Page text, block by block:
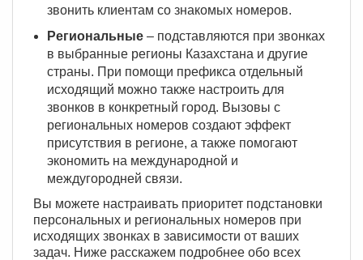
звонить клиентам со знакомых номеров.
Региональные – подставляются при звонках
в выбранные регионы Казахстана и другие
страны. При помощи префикса отдельный
исходящий можно также настроить для
звонков в конкретный город. Вызовы с
региональных номеров создают эффект
присутствия в регионе, а также помогают
экономить на международной и
междугородней связи.
Вы можете настраивать приоритет подстановки
персональных и региональных номеров при
исходящих звонках в зависимости от ваших
задач. Ниже расскажем подробнее обо всех